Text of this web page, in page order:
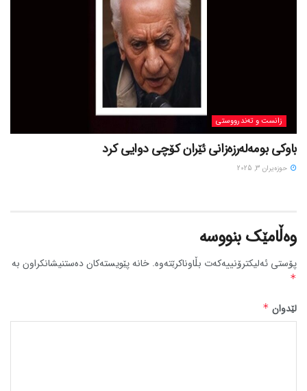
زانست و تەندرووستی
باوکی بومەلەرزەزانی ئێران کۆچی دوایی کرد
حوزه‌یران 3, 2025
وەڵامێک بنووسە
پۆستی ئەلیکترۆنییەکەت بڵاوناکرێتەوە. خانە پێویستەکان دەستنیشانکراون بە
*
لێدوان *